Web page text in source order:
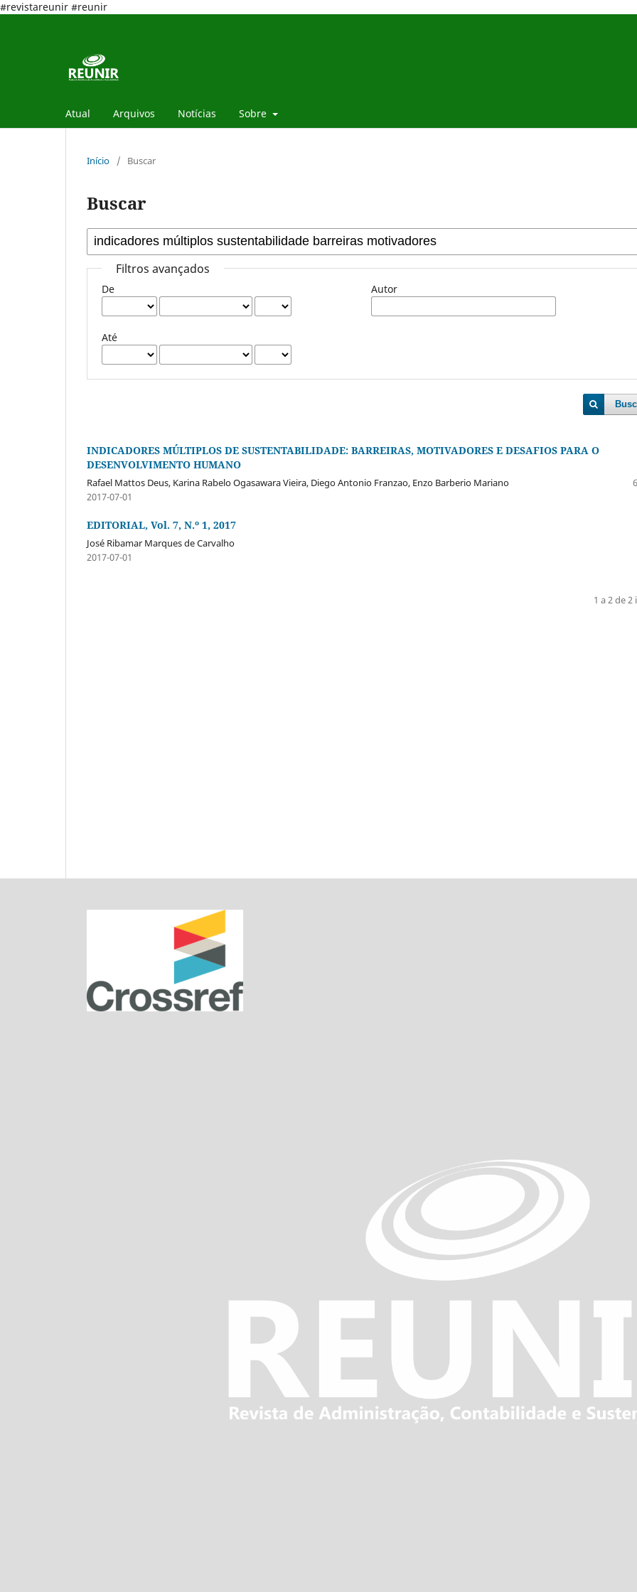
#revistareunir #reunir
Atual Arquivos Notícias Sobre
Início / Buscar
Buscar
Filtros avançados
De
Até
Autor
INDICADORES MÚLTIPLOS DE SUSTENTABILIDADE: BARREIRAS, MOTIVADORES E DESAFIOS PARA O
DESENVOLVIMENTO HUMANO
Rafael Mattos Deus, Karina Rabelo Ogasawara Vieira, Diego Antonio Franzao, Enzo Barberio Mariano
2017-07-01
EDITORIAL, Vol. 7, N.º 1, 2017
José Ribamar Marques de Carvalho
2017-07-01
1 a 2 de 2